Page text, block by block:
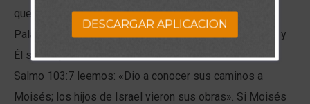
que fuera fiel y se atreviera a actuar conforme a Su
Palabra. Necesitaba a alguien con quien pudiera contar, y
Él sabía que Moisés era esa clase de hombre. En el
Salmo 103:7 leemos: «Dio a conocer sus caminos a
Moisés; los hijos de Israel vieron sus obras». Si Moisés
DESCARGAR APLICACION